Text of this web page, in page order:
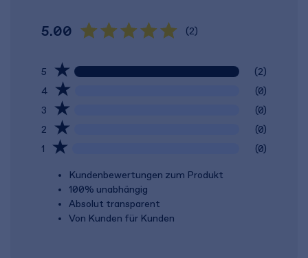
5.00 (2)
5
(2)
4
(0)
3
(0)
2
(0)
1
(0)
Kundenbewertungen zum Produkt
100% unabhängig
Absolut transparent
Von Kunden für Kunden